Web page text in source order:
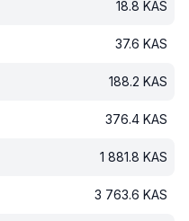
18.8 KAS
37.6 KAS
188.2 KAS
376.4 KAS
1 881.8 KAS
3 763.6 KAS